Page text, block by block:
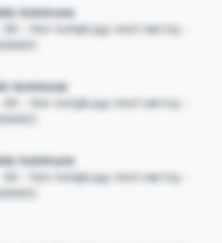
kommune
85 - fem boligbygg med næring -
kommune
85 - fem boligbygg med næring -
kommune
85 - fem boligbygg med næring -